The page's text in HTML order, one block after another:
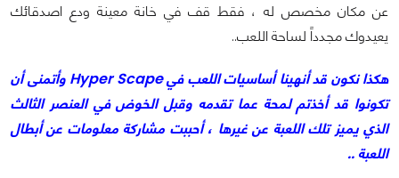
عن مكان مخصص له ، فقط قف في خانة معينة ودع اصدقائك
يعيدوك مجدداً لساحة اللعب..
هكذا نكون قد أنهينا أساسيات اللعب في Hyper Scape وأتمنى أن
تكونوا قد أخذتم لمحة عما تقدمه وقبل الخوض في العنصر الثالث
الذي يميز تلك اللعبة عن غيرها ، أحببت مشاركة معلومات عن أبطال
اللعبة ..